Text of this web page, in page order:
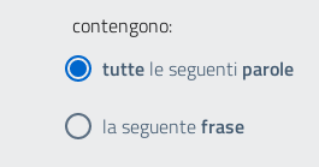
contengono:
tutte le seguenti parole
la seguentefrase